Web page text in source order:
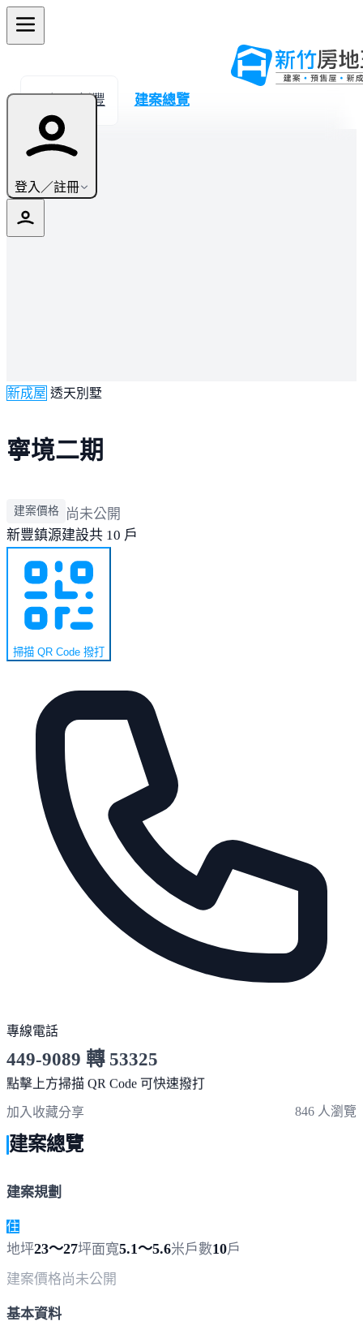
登入／註冊
← 返回新豐 建案總覽
新成屋 透天別墅
寧境二期
建案價格
尚未公開
新豐鎮源建設共 10 戶
掃描 QR Code 撥打
專線電話
449-9089 轉 53325
服務時間 10:00～19:00
點擊上方掃描 QR Code 可快速撥打
加入收藏分享 846 人瀏覽
建案總覽
建案規劃
住
地坪23～27坪面寬5.1～5.6米戶數10戶
建案價格尚未公開
基本資料